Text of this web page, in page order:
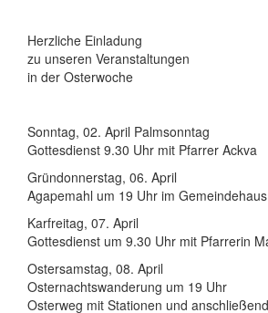
Herzliche Einladung
zu unseren Veranstaltungen
in der Osterwoche
Sonntag, 02. April Palmsonntag
Gottesdienst 9.30 Uhr mit Pfarrer Ackva
Gründonnerstag, 06. April
Agapemahl um 19 Uhr im Gemeindehaus
Karfreitag, 07. April
Gottesdienst um 9.30 Uhr mit Pfarrerin
Ostersamstag, 08. April
Osternachtswanderung um 19 Uhr
Osterweg mit Stationen und